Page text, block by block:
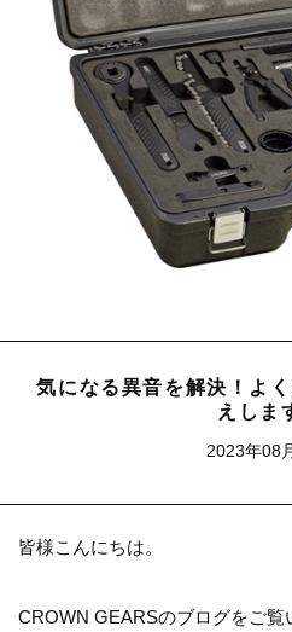
気になる異音を解決！よ
えしま
2023年08
皆様こんにちは。
CROWN GEARSのブログをご